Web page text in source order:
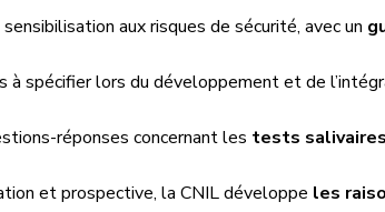
aux risques de sécurité, avec un
spécifier lors du développement et de
réponses concernant les tests
et prospective, la CNIL développe les